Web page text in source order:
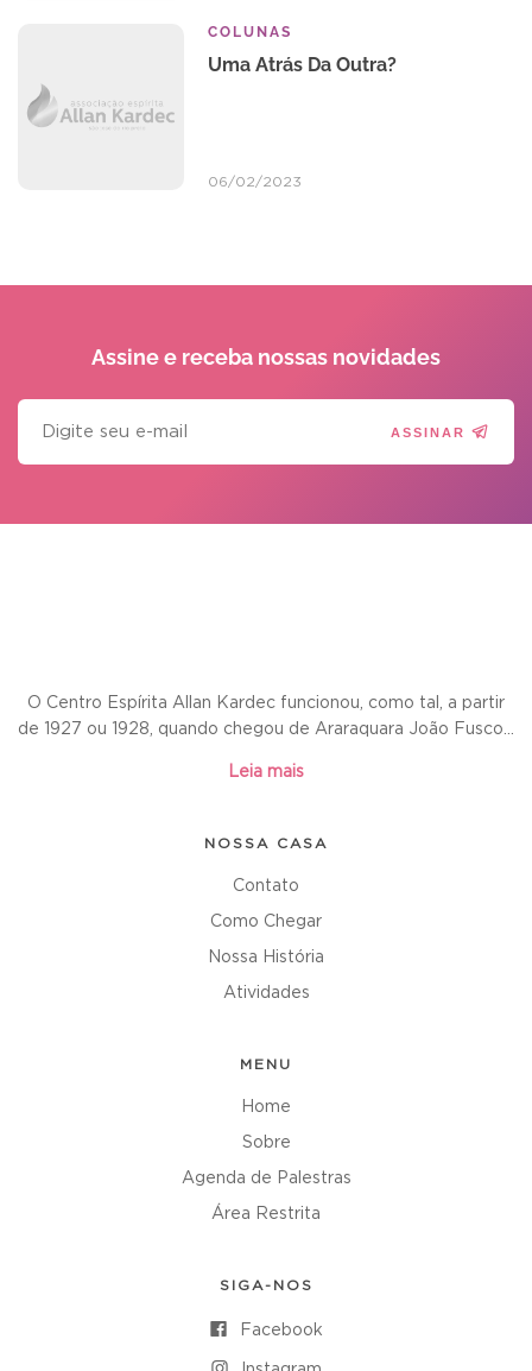
COLUNAS
Uma Atrás Da Outra?
06/02/2023
Assine e receba nossas novidades
ASSINAR
O Centro Espírita Allan Kardec funcionou, como tal, a partir
de 1927 ou 1928, quando chegou de Araraquara João Fusco...
Leia mais
NOSSA CASA
Contato
Como Chegar
Nossa História
Atividades
MENU
Home
Sobre
Agenda de Palestras
Área Restrita
SIGA-NOS
Facebook